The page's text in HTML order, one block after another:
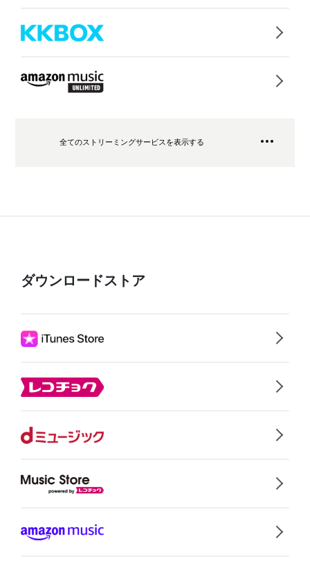
全てのストリーミングサービスを表示する
ダウンロードストア